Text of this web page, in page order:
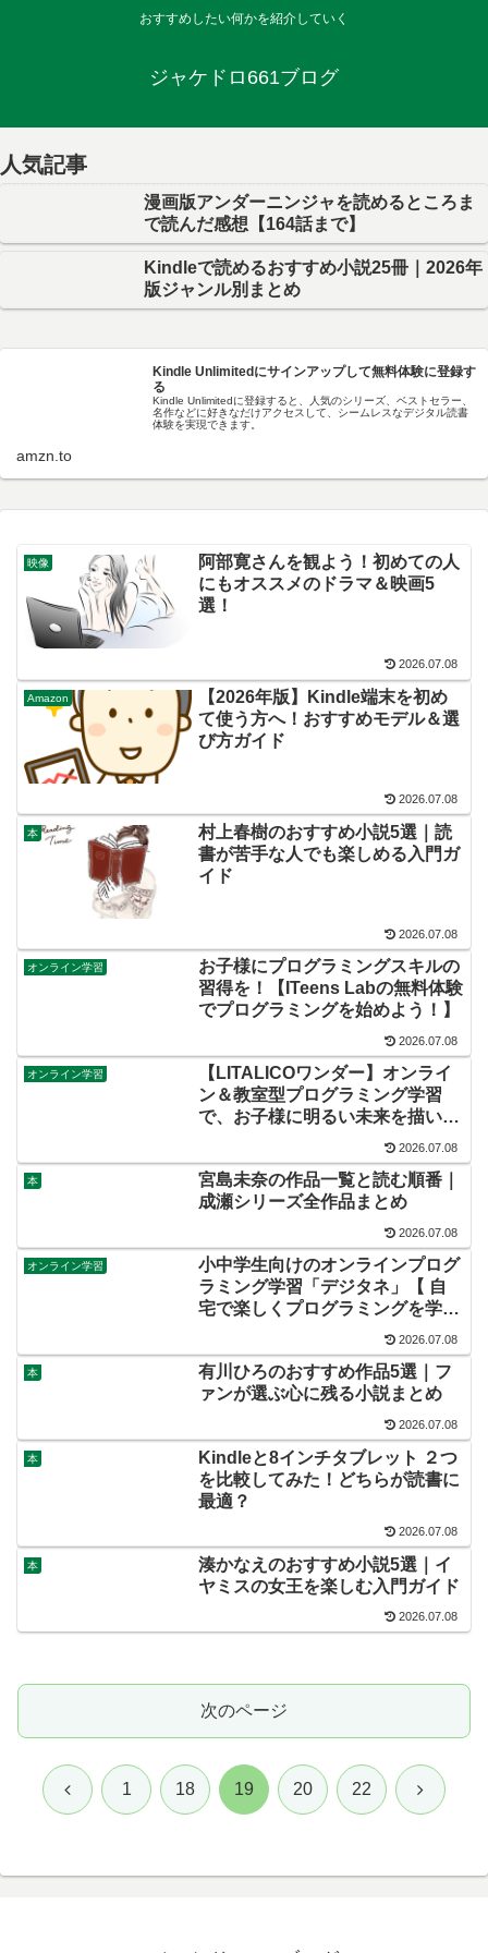
おすすめしたい何かを紹介していく
ジャケドロ661ブログ
人気記事
漫画版アンダーニンジャを読めるところま
で読んだ感想【164話まで】
Kindleで読めるおすすめ小説25冊｜2026年
版ジャンル別まとめ
Kindle Unlimitedにサインアップして無料体験に登録す
る
Kindle Unlimitedに登録すると、人気のシリーズ、ベストセラー、
名作などに好きなだけアクセスして、シームレスなデジタル読書
体験を実現できます。
amzn.to
映像
阿部寛さんを観よう！初めての人
にもオススメのドラマ＆映画5
選！
2026.07.08
Amazon
【2026年版】Kindle端末を初め
て使う方へ！おすすめモデル＆選
び方ガイド
2026.07.08
本
村上春樹のおすすめ小説5選｜読
書が苦手な人でも楽しめる入門ガ
イド
2026.07.08
オンライン学習
お子様にプログラミングスキルの
習得を！【ITeens Labの無料体験
でプログラミングを始めよう！】
2026.07.08
オンライン学習
【LITALICOワンダー】オンライ
ン＆教室型プログラミング学習
で、お子様に明るい未来を描いて
2026.07.08
本
宮島未奈の作品一覧と読む順番｜
成瀬シリーズ全作品まとめ
2026.07.08
オンライン学習
小中学生向けのオンラインプログ
ラミング学習「デジタネ」【 自
宅で楽しくプログラミングを学ぼ
2026.07.08
本
有川ひろのおすすめ作品5選｜フ
ァンが選ぶ心に残る小説まとめ
2026.07.08
本
Kindleと8インチタブレット ２つ
を比較してみた！どちらが読書に
最適？
2026.07.08
本
湊かなえのおすすめ小説5選｜イ
ヤミスの女王を楽しむ入門ガイド
2026.07.08
次のページ
前 1 18 19 20 22 次